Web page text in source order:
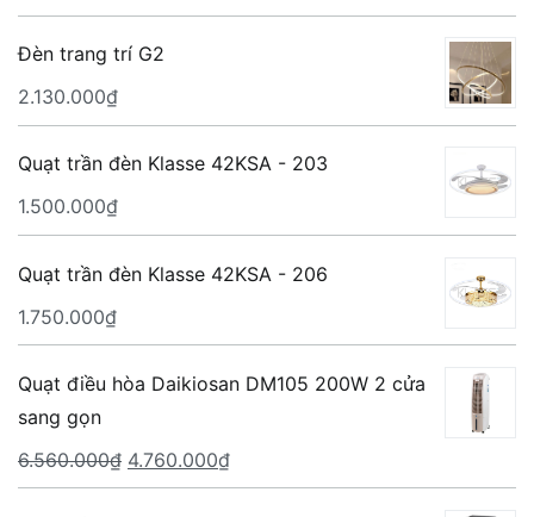
Đèn trang trí G2
2.130.000₫
Quạt trần đèn Klasse 42KSA - 203
1.500.000₫
Quạt trần đèn Klasse 42KSA - 206
1.750.000₫
Quạt điều hòa Daikiosan DM105 200W 2 cửa
sang gọn
6.560.000₫ Giá
gốc
4.760.000₫Giá
hiện